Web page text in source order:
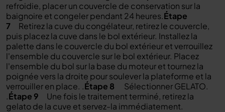
refroidie, placer un couvercle de conservation surla
baignoire et congeler pendant 24 heures.Étape
7
Retirez la cuve du congélateur, retirez le couvercle,
puis placez la cuve dans le bol extérieur. Installez la
palette dans le couvercle du bol extérieur et verrouillez
l'ensemble du couvercle sur le bol extérieur. Placez
l'ensemble du bol sur la base du moteur et tournez la
poignée vers la droite pour soulever la plateforme et la
verrouiller en place. .Étape 8 SélectionnerGELATO.
.Étape 9
Une fois le traitement terminé, retirez la
gelato de la cuve et servez-la immédiatement.